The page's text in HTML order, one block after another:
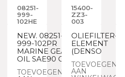
08251-
999-
102HE
NEW. 08251-
999-102PR
MARINE GEAR
OIL SAE90 GL
TOEVOEGEN
15400-
ZZ3-
003
OLIEFILTER-
ELEMENT
(DENSO
TOEVOEGEN
AAN